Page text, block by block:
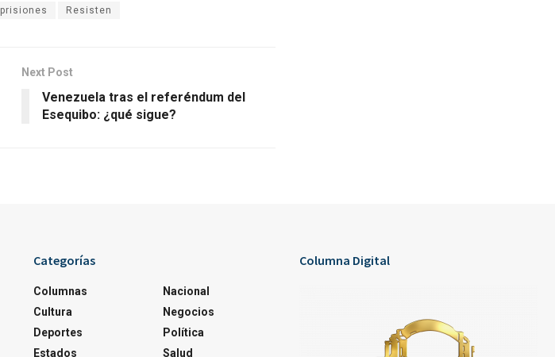
prisiones Resisten
Next Post
Venezuela tras el referéndum del
Esequibo: ¿qué sigue?
Categorías
Columnas
Cultura
Deportes
Estados
Nacional
Negocios
Política
Salud
Columna Digital